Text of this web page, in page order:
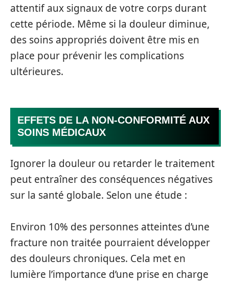
attentif aux signaux de votre corps durant
cette période. Même si la douleur diminue,
des soins appropriés doivent être mis en
place pour prévenir les complications
ultérieures.
EFFETS DE LA NON-CONFORMITÉ AUX
SOINS MÉDICAUX
Ignorer la douleur ou retarder le traitement
peut entraîner des conséquences négatives
sur la santé globale. Selon une étude :
Environ 10% des personnes atteintes d’une
fracture non traitée pourraient développer
des douleurs chroniques. Cela met en
lumière l’importance d’une prise en charge